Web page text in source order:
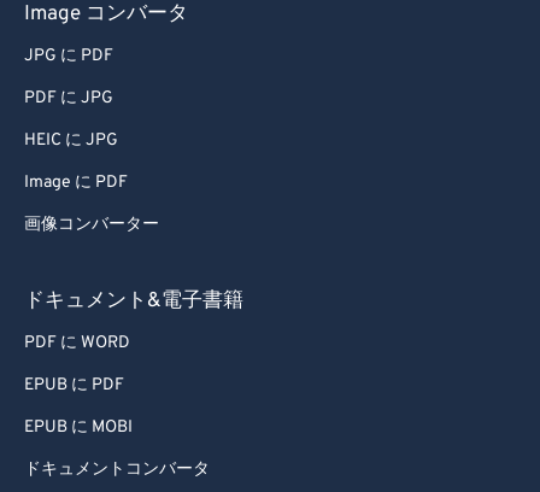
Image コンバータ
JPG に PDF
PDF に JPG
HEIC に JPG
Image に PDF
画像コンバーター
ドキュメント&電子書籍
PDF に WORD
EPUB に PDF
EPUB に MOBI
ドキュメントコンバータ